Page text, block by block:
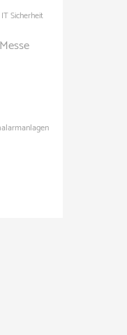
IT Sicherheit
Messe